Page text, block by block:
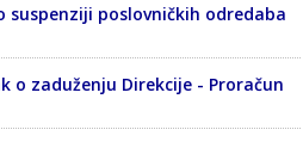
suspenziji poslovničkih odredaba
o zaduženju Direkcije - Proračun